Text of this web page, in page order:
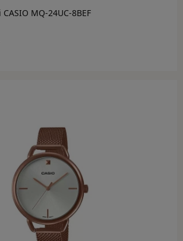
MQ-24UC-8BEF
do koszyka